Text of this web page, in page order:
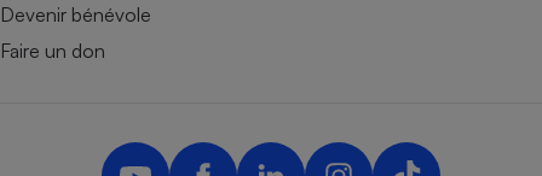
Devenir bénévole
Faire un don